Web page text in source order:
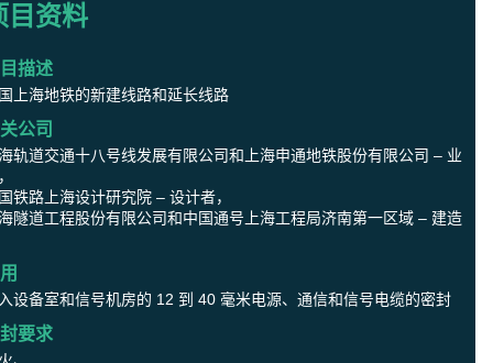
目资料
描述
上海地铁的新建线路和延长线路
公司
轨道交通十八号线发展有限公司和上海申通地铁股份有限公司 – 业
铁路上海设计研究院 – 设计者，
隧道工程股份有限公司和中国通号上海工程局济南第一区域 – 建造
设备室和信号机房的 12 到 40 毫米电源、通信和信号电缆的密封
要求